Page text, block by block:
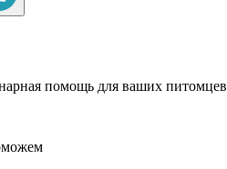
помощь для ваших питомцев